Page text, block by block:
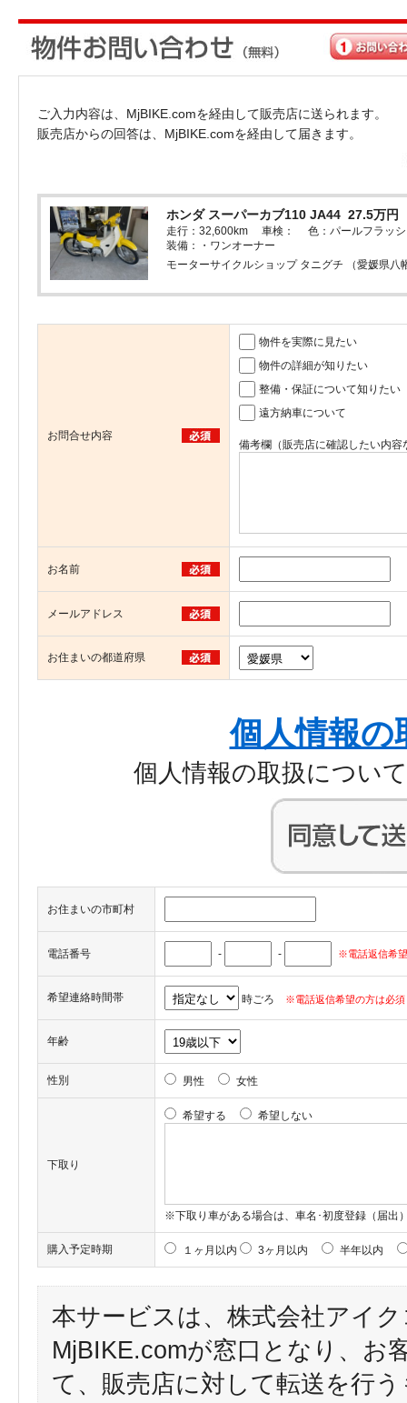
ご入力内容は、MjBIKE.comを経由して販売店に送られます。
販売店からの回答は、MjBIKE.comを経由して届きます。
ホンダ スーパーカブ110 JA44 27.5万円
走行：32,600km 車検： 色：パールフラッ
装備：・ワンオーナー
モーターサイクルショップ タニグチ （愛媛県八
お問合せ内容
物件を実際に見たい
物件の詳細が知りたい
整備・保証について知りたい
遠方納車について
備考欄（販売店に確認したい内
お名前
メールアドレス
お住まいの都道府県
個人情報の
個人情報の取扱につい
お住まいの市町村
電話番号 - - ※電話返信希
希望連絡時間帯 時ごろ ※電話返信希望の方は必須
年齢
性別 男性 女性
下取り
希望する 希望しない
※下取り車がある場合は、車名･初度登録（届出
購入予定時期 １ヶ月以内 3ヶ月以内 半年以内
本サービスは、株式会社アイ
MjBIKE.comが窓口となり、お
て、販売店に対して転送を行